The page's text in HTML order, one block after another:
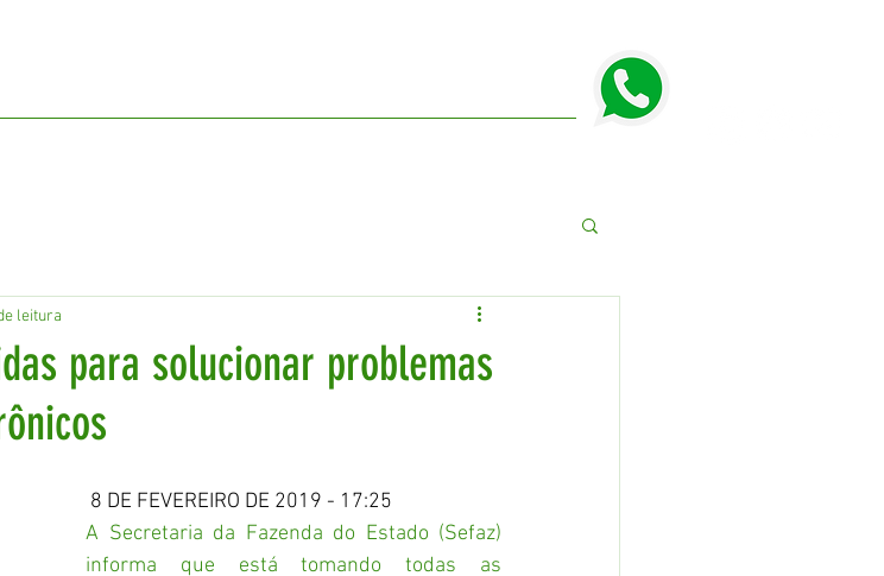
para solucionar problemas
leitura
8 DE FEVEREIRO DE 2019 - 17:25
A Secretaria da Fazenda do Estado (Sefaz)
informa que está tomando todas as